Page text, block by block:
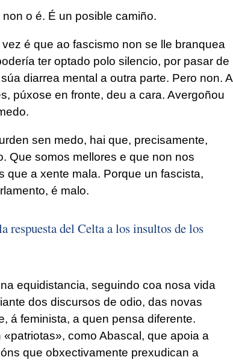
o é. É un posible camiño.
é que ao fascismo non se lle branquea
ter optado polo silencio, por pasar de
diarrea mental a outra parte. Pero non. A
púxose en fronte, deu a cara. Avergoñou
sen medo, hai que, precisamente,
Que somos mellores e que non nos
que a xente mala. Porque un fascista,
é malo.
respuesta del Celta a los insultos de los
equidistancia, seguindo coa nosa vida
dos discursos de odio, das novas
á feminista, a quen pensa diferente.
como Abascal, que apoia a
que obxectivamente prexudican a